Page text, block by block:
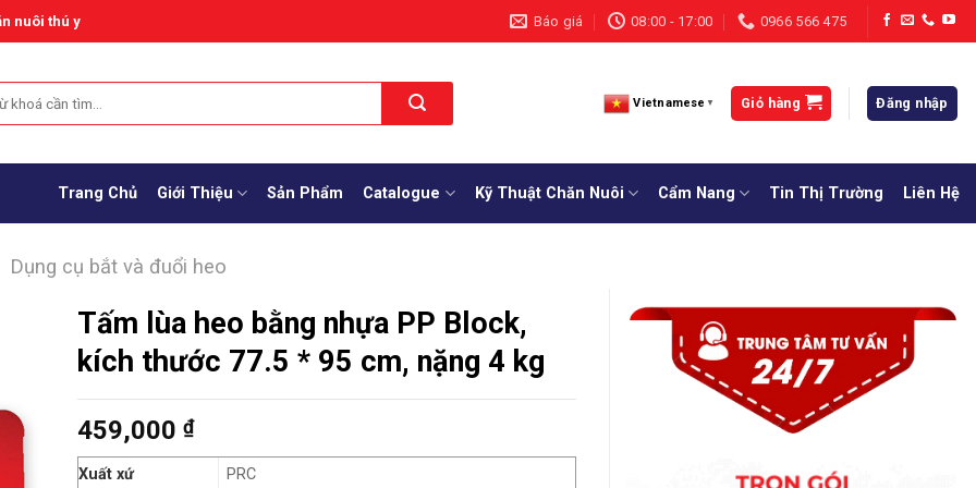
nuôi thú y Báo giá 08:00 - 17:00 0966 566 475
Vietnamese ▼ Giỏ hàng Đăng nhập
Trang Chủ Giới Thiệu Sản Phẩm Catalogue Kỹ Thuật Chăn Nuôi Cẩm Nang Tin Thị Trường Liên Hệ
Dụng cụ bắt và đuổi heo
Tấm lùa heo bằng nhựa PP Block,
kích thước 77.5 * 95 cm, nặng 4 kg
459,000 ₫
Xuất xứ
PRC